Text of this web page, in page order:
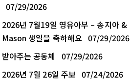
07/29/2026
2026년 7월19일 영유아부 – 송지아 &
Mason 생일을 축하해요 07/29/2026
받아주는 공동체
07/29/2026
2026년 7월 26일 주보 07/24/2026